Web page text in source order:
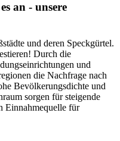
an - unsere
und deren Speckgürtel.
Durch die
und
die Nachfrage nach
Bevölkerungsdichte und
sorgen für steigende
Einnahmequelle für